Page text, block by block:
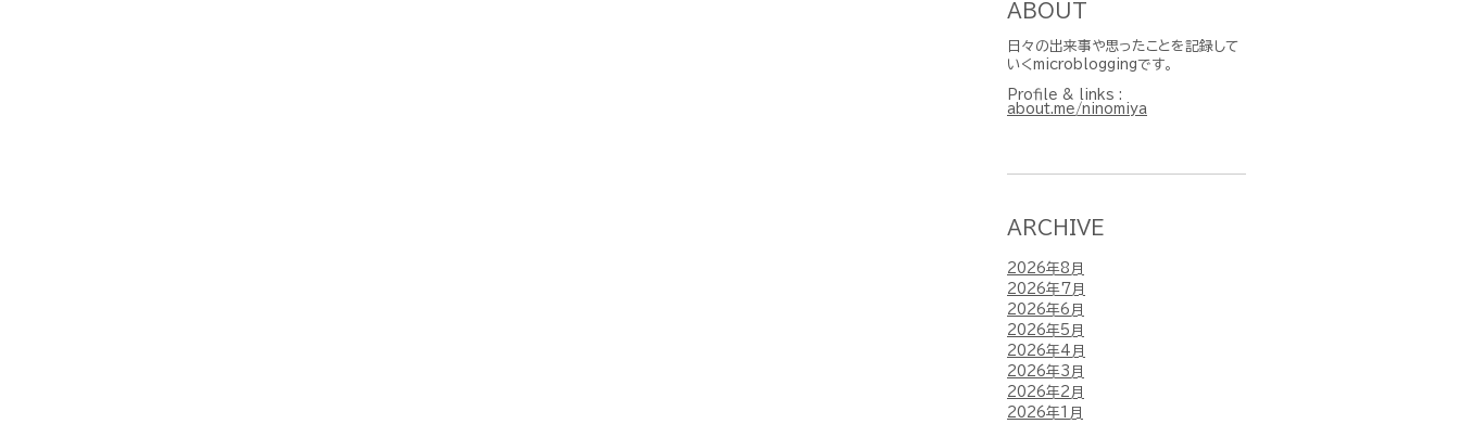
ABOUT
日々の出来事や思ったことを記録して
いくmicrobloggingです。
Profile & links :
about.me/ninomiya
ARCHIVE
2026年8月
2026年7月
2026年6月
2026年5月
2026年4月
2026年3月
2026年2月
2026年1月